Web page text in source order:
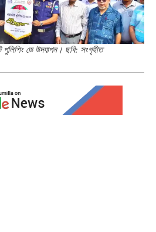
পুলিশিং ডে উদযাপন। ছবি: সংগৃহীত